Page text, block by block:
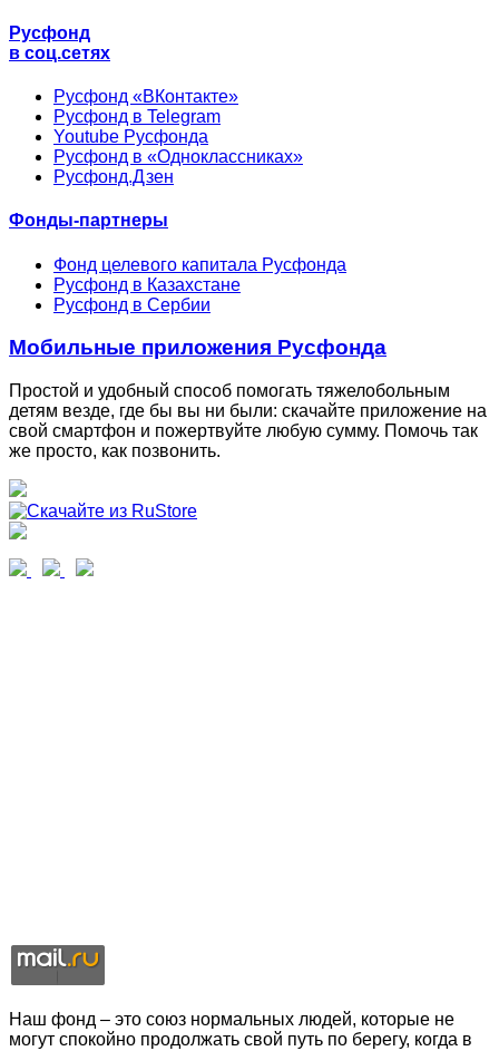
Русфонд
в соц.сетях
Русфонд «ВКонтакте»
Русфонд в Telegram
Youtube Русфонда
Русфонд в «Одноклассниках»
Русфонд.Дзен
Фонды-партнеры
Фонд целевого капитала Русфонда
Русфонд в Казахстане
Русфонд в Сербии
Мобильные приложения Русфонда
Простой и удобный способ помогать тяжелобольным
детям везде, где бы вы ни были: скачайте приложение на
свой смартфон и пожертвуйте любую сумму. Помочь так
же просто, как позвонить.
Наш фонд – это союз нормальных людей, которые не
могут спокойно продолжать свой путь по берегу, когда в